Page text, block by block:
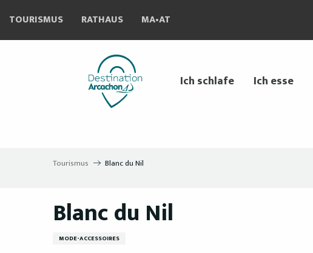
contenu
TOURISMUS RATHAUS MA•AT
Ich schlafe Ich esse
Tourismus Blanc du Nil
Blanc du Nil
MODE-ACCESSOIRES